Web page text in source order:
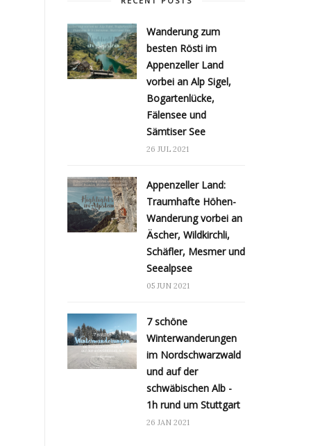
Wanderung zum
besten Rösti im
Appenzeller Land
vorbei an Alp Sigel,
Bogartenlücke,
Fälensee und
Sämtiser See
26 JUL 2021
Appenzeller Land:
Traumhafte Höhen-
Wanderung vorbei an
Äscher, Wildkirchli,
Schäfler, Mesmer und
Seealpsee
05 JUN 2021
7 schöne
Winterwanderungen
im Nordschwarzwald
und auf der
schwäbischen Alb -
1h rund um Stuttgart
26 JAN 2021